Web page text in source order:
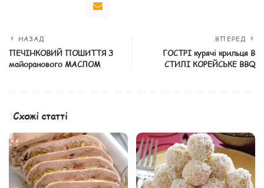
НАЗАД
ПЕЧІНКОВИЙ ПОШИТТЯ З
майоранового МАСЛОМ
ВПЕРЕД
ГОСТРІ курячі крильця В
СТИЛІ КОРЕЙСЬКЕ BBQ
Схожі статті